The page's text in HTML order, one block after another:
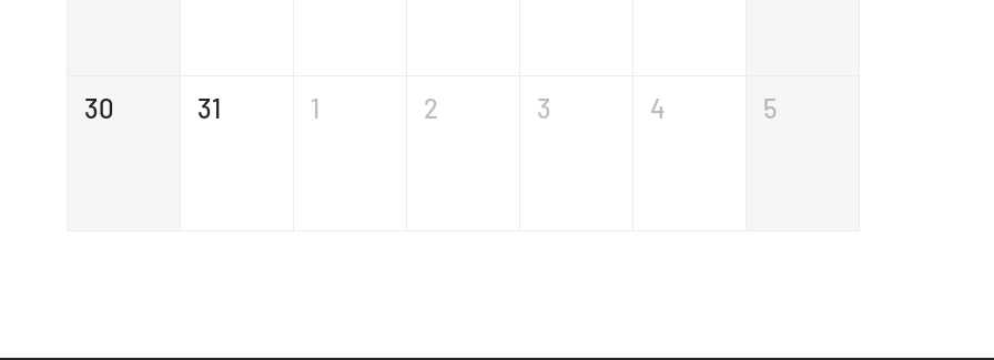
30 31 1 2 3 4 5